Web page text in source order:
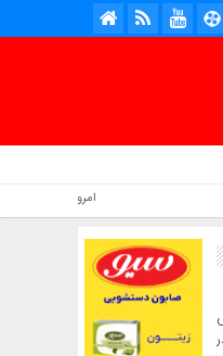
امروز : شنبه, ۱۷ مرداد , ۱۴۰۵ .::. برابر با : Saturday, 8 August , 2026 .::. اخبار منتشر شده : 2 خبر